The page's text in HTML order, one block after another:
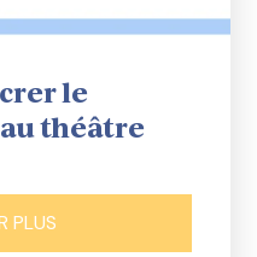
le
théâtre
PLUS